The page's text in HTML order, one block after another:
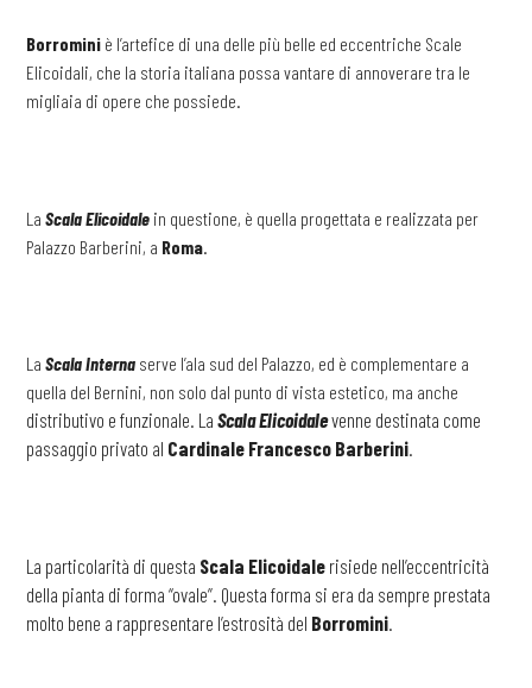
Borromini è l’artefice di una delle più belle ed eccentriche Scale
Elicoidali, che la storia italiana possa vantare di annoverare tra le
migliaia di opere che possiede.
LaScala Elicoidale in questione, è quella progettata e realizzata per
Palazzo Barberini, a Roma.
LaScala Interna serve l’ala sud del Palazzo, ed è complementare a
quella del Bernini, non solo dal punto di vista estetico, ma anche
distributivo e funzionale. LaScala Elicoidalevenne destinata come
passaggio privato al Cardinale Francesco Barberini.
La particolarità di questa Scala Elicoidale risiede nell’eccentricità
della pianta di forma “ovale”. Questa forma si era da sempre prestata
molto bene a rappresentare l’estrosità del Borromini.